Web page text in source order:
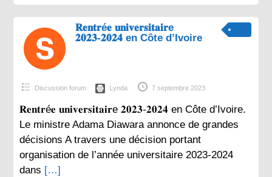
𝐑𝐞𝐧𝐭𝐫é𝐞 𝐮𝐧𝐢𝐯𝐞𝐫𝐬𝐢𝐭𝐚𝐢𝐫e
𝟐𝟎𝟐𝟑-𝟐𝟎𝟐𝟒 en Côte d’Ivoire
Discussion forum Lynda 7 septembre 2023
𝐑𝐞𝐧𝐭𝐫é𝐞 𝐮𝐧𝐢𝐯𝐞𝐫𝐬𝐢𝐭𝐚𝐢𝐫e 𝟐𝟎𝟐𝟑-𝟐𝟎𝟐𝟒 en Côte d’Ivoire.
Le ministre Adama Diawara annonce de grandes
décisions A travers une décision portant
organisation de l’année universitaire 2023-2024
dans […]